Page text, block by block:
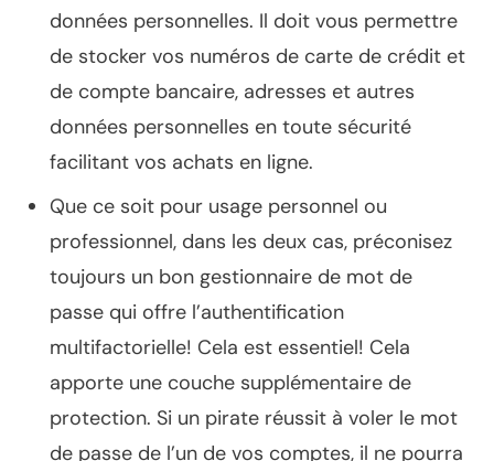
données personnelles. Il doit vous permettre
de stocker vos numéros de carte de crédit et
de compte bancaire, adresses et autres
données personnelles en toute sécurité
facilitant vos achats en ligne.
Que ce soit pour usage personnel ou
professionnel, dans les deux cas, préconisez
toujours un bon gestionnaire de mot de
passe qui offre l’authentification
multifactorielle! Cela est essentiel! Cela
apporte une couche supplémentaire de
protection. Si un pirate réussit à voler le mot
de passe de l’un de vos comptes, il ne pourra